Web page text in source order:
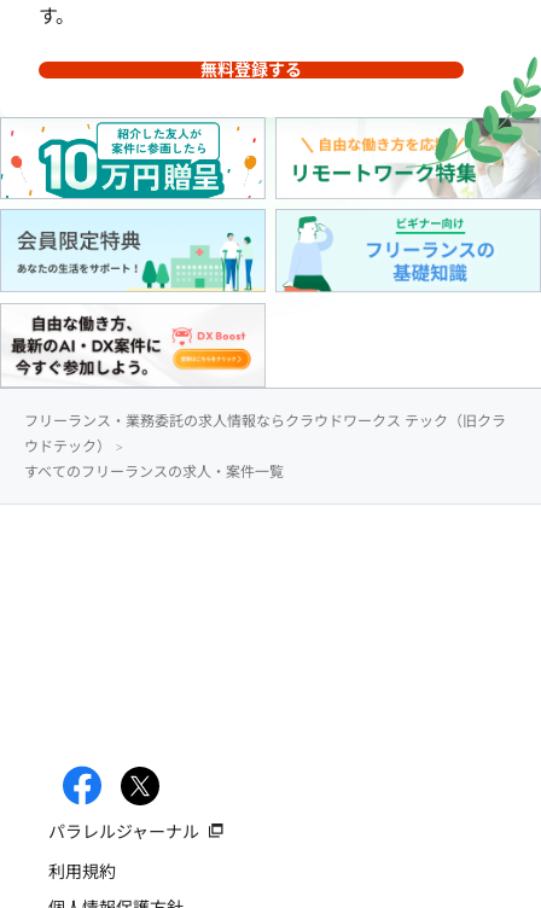
す。
無料登録する
フリーランス・業務委託の求人情報ならクラウドワークス テック（旧クラ
ウドテック）
すべてのフリーランスの求人・案件一覧
パラレルジャーナル
利用規約